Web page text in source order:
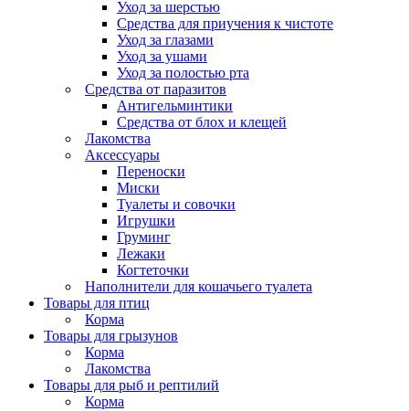
Уход за шерстью
Средства для приучения к чистоте
Уход за глазами
Уход за ушами
Уход за полостью рта
Средства от паразитов
Антигельминтики
Средства от блох и клещей
Лакомства
Аксессуары
Переноски
Миски
Туалеты и совочки
Игрушки
Груминг
Лежаки
Когтеточки
Наполнители для кошачьего туалета
Товары для птиц
Корма
Товары для грызунов
Корма
Лакомства
Товары для рыб и рептилий
Корма